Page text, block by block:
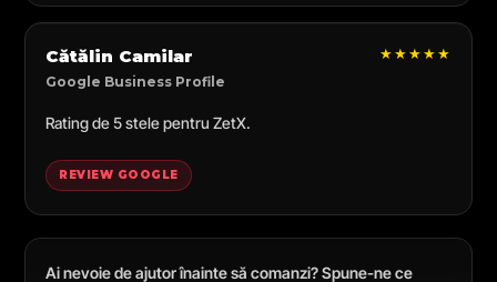
Cătălin Camilar
Google Business Profile
★★★★★
Rating de 5 stele pentru ZetX.
REVIEW GOOGLE
Ai nevoie de ajutor înainte să comanzi? Spune-ne ce